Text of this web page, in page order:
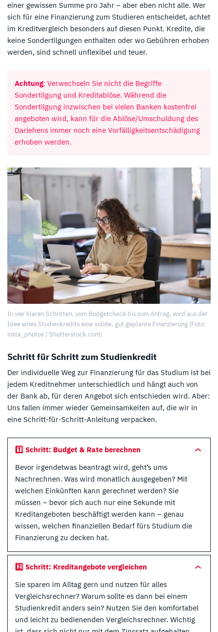
einer gewissen Summe pro Jahr – aber eben nicht alle. Wer
sich für eine Finanzierung zum Studieren entscheidet, achtet
im Kreditvergleich besonders auf diesen Punkt. Kredite, die
keine Sondertilgungen enthalten oder wo Gebühren erhoben
werden, sind schnell unflexibel und teuer.
Achtung: Verwechseln Sie nicht die Begriffe
Sondertilgung und Kreditablöse. Während die
Sondertilgung inzwischen bei vielen Banken kostenfrei
angeboten wird, kann für die Ablöse/Umschuldung des
Darlehens immer noch eine Vorfälligkeitsentschädigung
erhoben werden.
In vier klaren Schritten, vom Budgetcheck bis zum Antrag, wird aus der
Idee eines Studienkredits eine solide, gut geplante Finanzierung (Foto:
insta_photos / Shutterstock.com)
Schritt für Schritt zum Studienkredit
Der individuelle Weg zur Finanzierung für das Studium ist bei
jedem Kreditnehmer unterschiedlich und hängt auch von
der Bank ab, für deren Angebot sich entschieden wird. Aber:
Uns fallen immer wieder Gemeinsamkeiten auf, die wir in
eine Schritt-für-Schritt-Anleitung verpacken.
1️⃣ Schritt: Budget & Rate berechnen
Bevor irgendetwas beantragt wird, geht’s ums
Nachrechnen. Was wird monatlich ausgegeben? Mit
welchen Einkünften kann gerechnet werden? Sie
müssen – bevor sich auch nur eine Sekunde mit
Kreditangeboten beschäftigt werden kann – genau
wissen, welchen finanziellen Bedarf fürs Studium die
Finanzierung zu decken hat.
2️⃣ Schritt: Kreditangebote vergleichen
Sie sparen im Alltag gern und nutzen für alles
Vergleichsrechner? Warum sollte es dann bei einem
Studienkredit anders sein? Nutzen Sie den komfortabel
und leicht zu bedienenden Vergleichsrechner. Wichtig